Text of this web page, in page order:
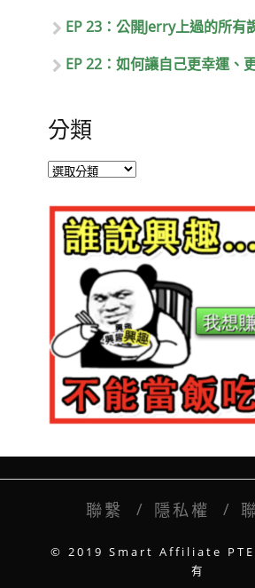
EP 23：公開Jerry上過的所有
EP 22：如何讓自己更幸運、
分類
聯繫 隱私權
© 2019 Smart Affiliate PTE.
有